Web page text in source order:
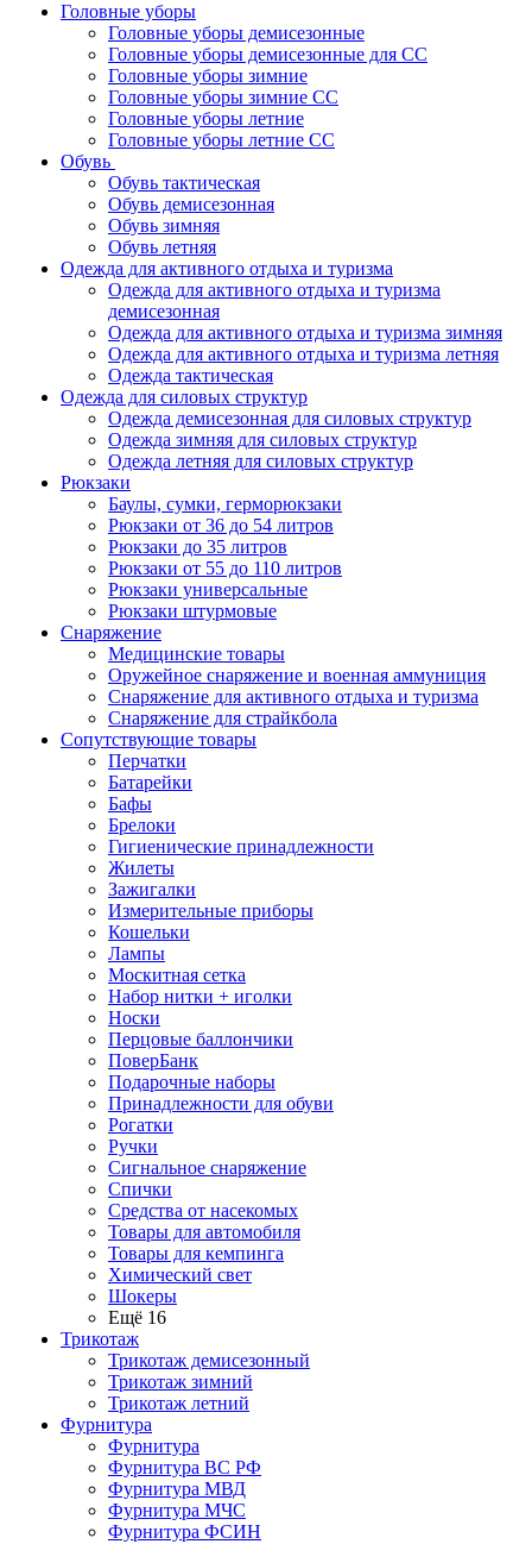
Головные уборы
Головные уборы демисезонные
Головные уборы демисезонные для СС
Головные уборы зимние
Головные уборы зимние СС
Головные уборы летние
Головные уборы летние СС
Обувь
Обувь тактическая
Обувь демисезонная
Обувь зимняя
Обувь летняя
Одежда для активного отдыха и туризма
Одежда для активного отдыха и туризма
демисезонная
Одежда для активного отдыха и туризма зимняя
Одежда для активного отдыха и туризма летняя
Одежда тактическая
Одежда для силовых структур
Одежда демисезонная для силовых структур
Одежда зимняя для силовых структур
Одежда летняя для силовых структур
Рюкзаки
Баулы, сумки, герморюкзаки
Рюкзаки от 36 до 54 литров
Рюкзаки до 35 литров
Рюкзаки от 55 до 110 литров
Рюкзаки универсальные
Рюкзаки штурмовые
Снаряжение
Медицинские товары
Оружейное снаряжение и военная аммуниция
Снаряжение для активного отдыха и туризма
Снаряжение для страйкбола
Сопутствующие товары
Перчатки
Батарейки
Бафы
Брелоки
Гигиенические принадлежности
Жилеты
Зажигалки
Измерительные приборы
Кошельки
Лампы
Москитная сетка
Набор нитки + иголки
Носки
Перцовые баллончики
ПоверБанк
Подарочные наборы
Принадлежности для обуви
Рогатки
Ручки
Сигнальное снаряжение
Спички
Средства от насекомых
Товары для автомобиля
Товары для кемпинга
Химический свет
Шокеры
Ещё 16
Трикотаж
Трикотаж демисезонный
Трикотаж зимний
Трикотаж летний
Фурнитура
Фурнитура
Фурнитура ВС РФ
Фурнитура МВД
Фурнитура МЧС
Фурнитура ФСИН